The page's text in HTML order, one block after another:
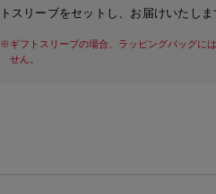
トスリーブをセットし、お届けいたしま
※ギフトスリーブの場合、ラッピングバッグに
せん。